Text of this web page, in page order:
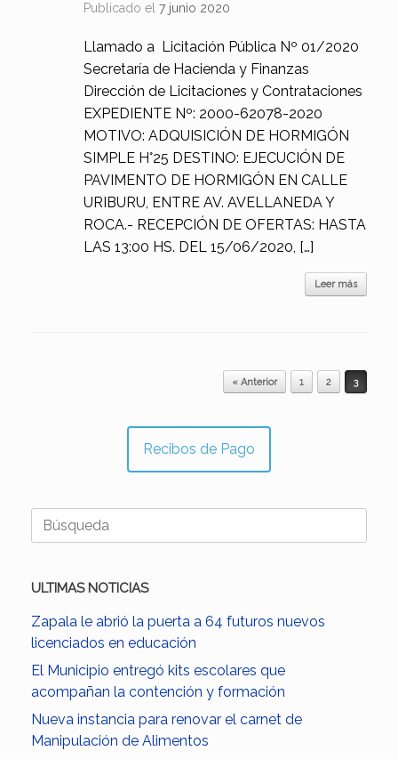
Publicado el 7 junio 2020
Llamado a Licitación Pública Nº 01/2020
Secretaría de Hacienda y Finanzas
Dirección de Licitaciones y Contrataciones
EXPEDIENTE Nº: 2000-62078-2020
MOTIVO: ADQUISICIÓN DE HORMIGÓN
SIMPLE H°25 DESTINO: EJECUCIÓN DE
PAVIMENTO DE HORMIGÓN EN CALLE
URIBURU, ENTRE AV. AVELLANEDA Y
ROCA.- RECEPCIÓN DE OFERTAS: HASTA
LAS 13:00 HS. DEL 15/06/2020, […]
Leer más
« Anterior 1 2 3
Recibos de Pago
Buscar:
ULTIMAS NOTICIAS
Zapala le abrió la puerta a 64 futuros nuevos
licenciados en educación
El Municipio entregó kits escolares que
acompañan la contención y formación
Nueva instancia para renovar el carnet de
Manipulación de Alimentos